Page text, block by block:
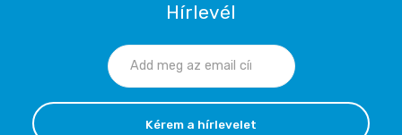
Hírlevél
Kérem a hírlevelet